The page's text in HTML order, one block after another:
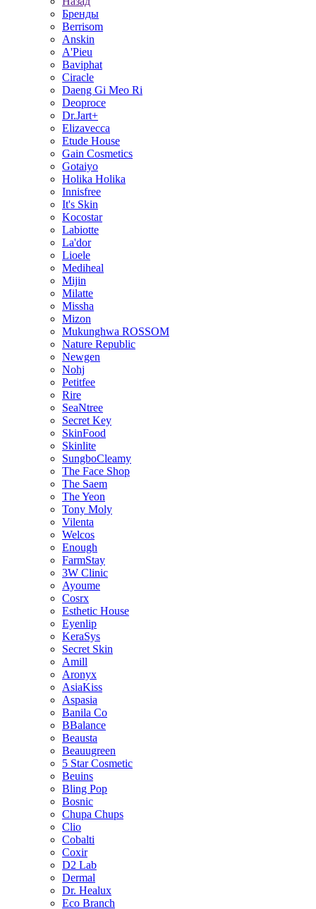
Бренды
Berrisom
Anskin
A'Pieu
Baviphat
Ciracle
Daeng Gi Meo Ri
Deoproce
Dr.Jart+
Elizavecca
Etude House
Gain Cosmetics
Gotaiyo
Holika Holika
Innisfree
It's Skin
Kocostar
Labiotte
La'dor
Lioele
Mediheal
Mijin
Milatte
Missha
Mizon
Mukunghwa ROSSOM
Nature Republic
Newgen
Nohj
Petitfee
Rire
SeaNtree
Secret Key
SkinFood
Skinlite
SungboCleamy
The Face Shop
The Saem
The Yeon
Tony Moly
Vilenta
Welcos
Enough
FarmStay
3W Clinic
Ayoume
Cosrx
Esthetic House
Eyenlip
KeraSys
Secret Skin
Amill
Aronyx
AsiaKiss
Aspasia
Banila Co
BBalance
Beausta
Beauugreen
5 Star Cosmetic
Beuins
Bling Pop
Bosnic
Chupa Chups
Clio
Cobalti
Coxir
D2 Lab
Dermal
Dr. Healux
Eco Branch